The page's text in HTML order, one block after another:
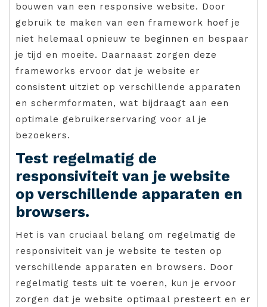
bouwen van een responsive website. Door
gebruik te maken van een framework hoef je
niet helemaal opnieuw te beginnen en bespaar
je tijd en moeite. Daarnaast zorgen deze
frameworks ervoor dat je website er
consistent uitziet op verschillende apparaten
en schermformaten, wat bijdraagt aan een
optimale gebruikerservaring voor al je
bezoekers.
Test regelmatig de
responsiviteit van je website
op verschillende apparaten en
browsers.
Het is van cruciaal belang om regelmatig de
responsiviteit van je website te testen op
verschillende apparaten en browsers. Door
regelmatig tests uit te voeren, kun je ervoor
zorgen dat je website optimaal presteert en er